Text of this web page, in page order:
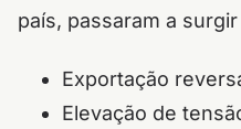
país, passaram a
Exportação
Elevação de